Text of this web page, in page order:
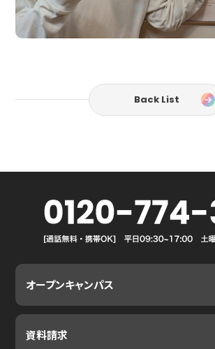
Back List
オープンキャンパス
資料請求